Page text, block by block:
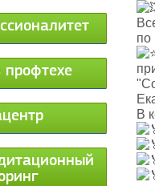
профтехе
по
В